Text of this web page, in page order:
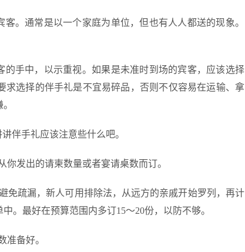
。通常是以一个家庭为单位，但也有人人都送的现象。
手中，以示重视。如果是未准时到场的宾客，应该选择
选择的伴手礼是不宜易碎品，否则不仅容易在运输、拿
伴手礼应该注意些什么吧。
发出的请柬数量或者宴请桌数而订。
免疏漏，新人可用排除法，从远方的亲戚开始罗列，再计
。最好在预算范围内多订15～20份，以防不够。
准备好。